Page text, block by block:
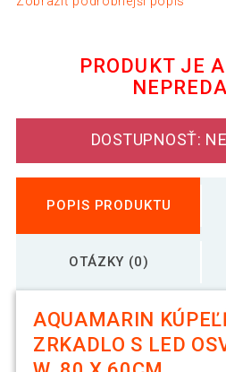
PRODUKT JE
DOSTUPNOSŤ:
POPIS PRODUKTU
OTÁZKY (0)
AQUAMARIN
ZRKADLO S LED